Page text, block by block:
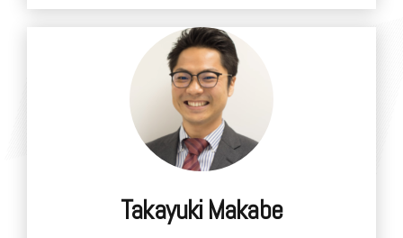
REGISTER:申し込み
Takayuki Makabe